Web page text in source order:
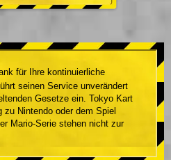
für Ihre kontinuierliche
seinen Service unverändert
Gesetze ein. Tokyo Kart
Nintendo oder dem Spiel
Mario-Serie stehen nicht zur